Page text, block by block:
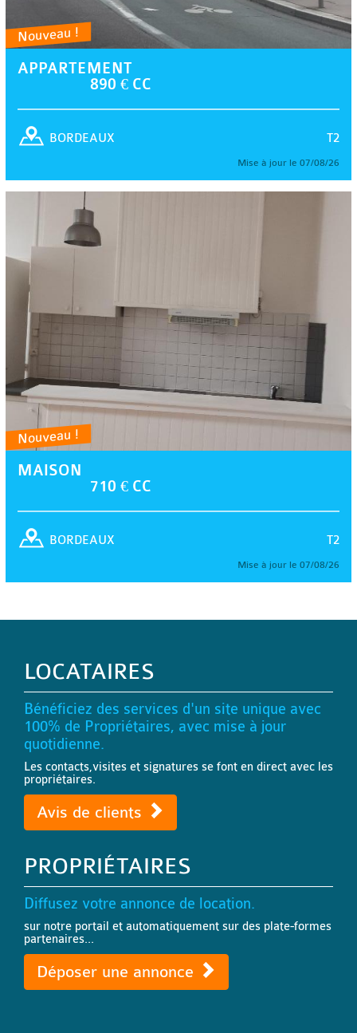
Nouveau !
APPARTEMENT
890 € CC
T2
BORDEAUX
Mise à jour le 07/08/26
Nouveau !
MAISON
710 € CC
T2
BORDEAUX
Mise à jour le 07/08/26
LOCATAIRES
Bénéficiez des services d'un site unique avec
100% de Propriétaires, avec mise à jour
quotidienne.
Les contacts,visites et signatures se font en direct avec les
propriétaires.
Avis de clients
PROPRIÉTAIRES
Diffusez votre annonce de location.
sur notre portail et automatiquement sur des plate-formes
partenaires...
Déposer une annonce